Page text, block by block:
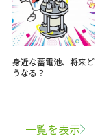
身近な蓄電池、将来ど
うなる？
一覧を表示